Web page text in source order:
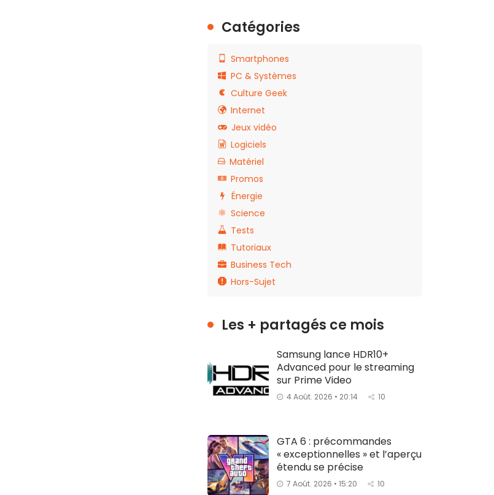
Catégories
Smartphones
PC & Systèmes
Culture Geek
Internet
Jeux vidéo
Logiciels
Matériel
Promos
Énergie
Science
Tests
Tutoriaux
Business Tech
Hors-Sujet
Les + partagés ce mois
Samsung lance HDR10+
Advanced pour le streaming
sur Prime Video
4 Août. 2026 • 20:14 10
GTA 6 : précommandes
« exceptionnelles » et l’aperçu
étendu se précise
7 Août. 2026 • 15:20 10